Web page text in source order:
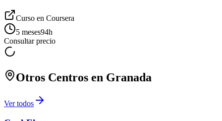
Curso en Coursera
5 meses94h
Consultar precio
Otros Centros en Granada
Ver todos